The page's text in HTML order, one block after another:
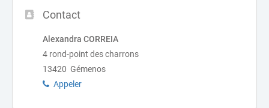
Contact
Alexandra CORREIA
4 rond-point des charrons
13420 Gémenos
Appeler